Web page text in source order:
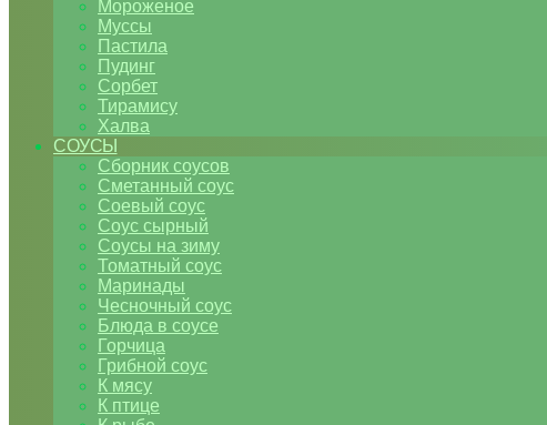
Мороженое
Муссы
Пастила
Пудинг
Сорбет
Тирамису
Халва
СОУСЫ
Сборник соусов
Сметанный соус
Соевый соус
Соус сырный
Соусы на зиму
Томатный соус
Маринады
Чесночный соус
Блюда в соусе
Горчица
Грибной соус
К мясу
К птице